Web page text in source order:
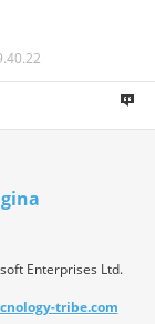
Enterprises Ltd.
tribe.com